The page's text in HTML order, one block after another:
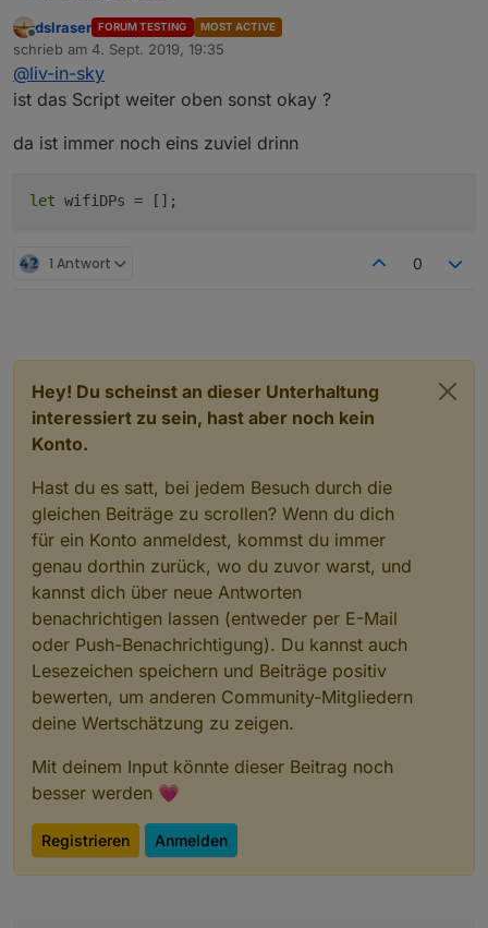
ich werd auch einen neuen thread öffnen, wenn die
fehlerbearbeitung besser ist - hab das nicht
überlesen
übrigens danke für's testen und für deine geduld -
meine bisherigen js scripts waren eher20-zeiler
Offline
dslraser FORUM TESTING MOST ACTIVE
schrieb am 4. Sept. 2019, 19:35
zuletzt editiert von
@liv-in-sky
ist das Script weiter oben sonst okay ?
da ist immer noch eins zuviel drinn
let wifiDPs = [];
1 Antwort 0
Hey! Du scheinst an dieser Unterhaltung
interessiert zu sein, hast aber noch kein
Konto.
Hast du es satt, bei jedem Besuch durch die
gleichen Beiträge zu scrollen? Wenn du dich
für ein Konto anmeldest, kommst du immer
genau dorthin zurück, wo du zuvor warst, und
kannst dich über neue Antworten
benachrichtigen lassen (entweder per E-Mail
oder Push-Benachrichtigung). Du kannst auch
Lesezeichen speichern und Beiträge positiv
bewerten, um anderen Community-Mitgliedern
deine Wertschätzung zu zeigen.
Mit deinem Input könnte dieser Beitrag noch
besser werden 💗
Registrieren Anmelden